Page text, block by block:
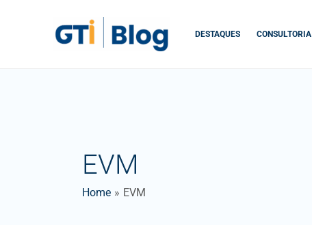
DESTAQUES CONSULTORIA
EVM
Home EVM